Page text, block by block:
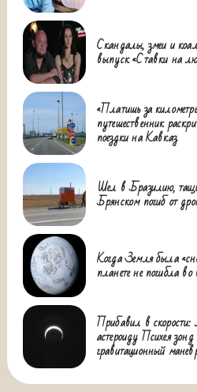
Скандалы, змеи и
выпуск «Ставки на
«Платишь за
путешественник
поездки на Кавказ
Шел в Бразилию,
Брянском погиб от
Когда Земля была
планете не погибла
Прибавил в
астероиду Психея
гравитационный